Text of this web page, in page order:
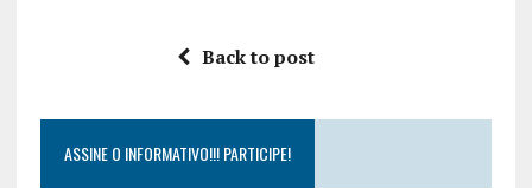
Back to post
ASSINE O INFORMATIVO!!! PARTICIPE!